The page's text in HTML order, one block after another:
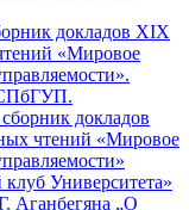
докладов
чтений «Мировое